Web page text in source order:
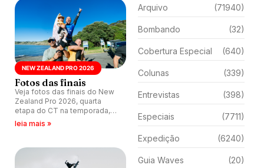
NEW ZEALAND PRO 2026
Fotos das finais
Veja fotos das finais do New
Zealand Pro 2026, quarta
etapa do CT na temporada,
realizada nas ondas de Manu
leia mais »
Arquivo (71940)
Bombando (32)
Cobertura Especial (640)
Colunas (339)
Entrevistas (398)
Especiais (7711)
Expedição (6240)
Guia Waves (20)